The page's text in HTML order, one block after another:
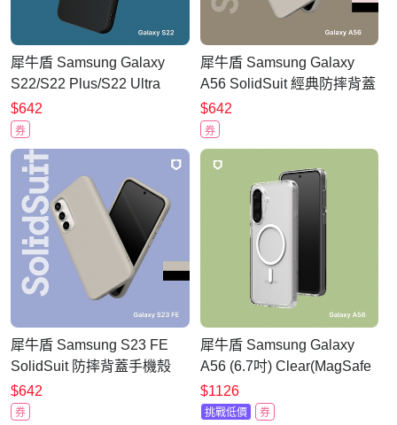
犀牛盾 Samsung Galaxy
S22/S22 Plus/S22 Ultra
SolidSuit防摔背蓋手機殼-經
典黑
$642
券
犀牛盾 Samsung Galaxy
A56 SolidSuit 經典防摔背蓋
手機殼
$642
券
犀牛盾 Samsung S23 FE
SolidSuit 防摔背蓋手機殼
$642
券
犀牛盾 Samsung Galaxy
A56 (6.7吋) Clear(MagSafe
兼容)透明防摔手機殼(終身
黃化保固)
$1126
挑戰低價 券